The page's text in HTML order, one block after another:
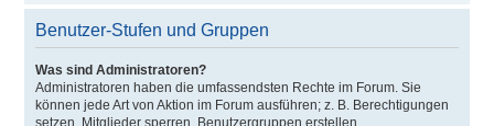
Benutzer-Stufen und Gruppen
Was sind Administratoren?
Administratoren haben die umfassendsten Rechte im Forum. Sie
können jede Art von Aktion im Forum ausführen; z. B. Berechtigungen
setzen, Mitglieder sperren, Benutzergruppen erstellen,